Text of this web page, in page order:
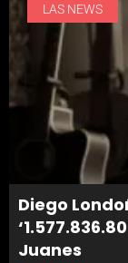
LAS NEWS
Diego
Juanes